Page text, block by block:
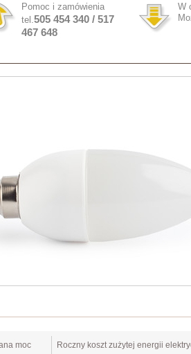
Pomoc i zamówienia
tel. 505 454 340 / 517
467 648
W
moc Roczny koszt zużytej energii